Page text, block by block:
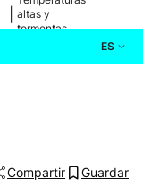
altas y
tormentas
ES
Compartir Guardar